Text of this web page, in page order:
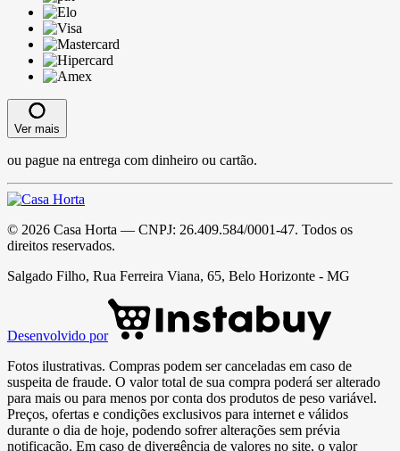
Ver mais
ou pague na entrega com dinheiro ou cartão.
© 2026 Casa Horta — CNPJ: 26.409.584/0001-47. Todos os
direitos reservados.
Salgado Filho, Rua Ferreira Viana, 65, Belo Horizonte - MG
Desenvolvido por
Fotos ilustrativas. Compras podem ser canceladas em caso de
suspeita de fraude. O valor total de sua compra poderá ser alterado
para mais ou para menos por conta dos produtos de peso variável.
Preços, ofertas e condições exclusivos para internet e válidos
durante o dia de hoje, podendo sofrer alterações sem prévia
notificação. Em caso de divergência de valores no site, o valor